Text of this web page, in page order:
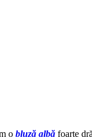
o bluză albă foarte